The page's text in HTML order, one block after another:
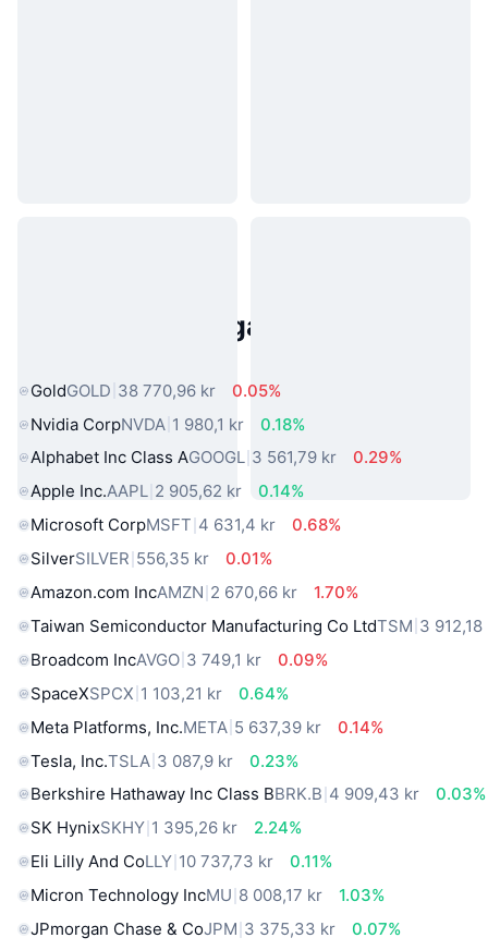
Populära tillgångar från den
GoldGOLD 38 770,96 kr
0.05%
Nvidia CorpNVDA 1 980,1 kr
0.18%
Alphabet Inc Class AGOOGL 3 561,79 kr
0.29%
Apple Inc.AAPL 2 905,62 kr
0.14%
Microsoft CorpMSFT 4 631,4 kr
0.68%
SilverSILVER 556,35 kr
0.01%
Amazon.com IncAMZN 2 670,66 kr
1.70%
Taiwan Semiconductor Manufacturing Co LtdTSM 3 912,18
Broadcom IncAVGO 3 749,1 kr
0.09%
SpaceXSPCX 1 103,21 kr
0.64%
Meta Platforms, Inc.META 5 637,39 kr
0.14%
Tesla, Inc.TSLA 3 087,9 kr
0.23%
Berkshire Hathaway Inc Class BBRK.B 4 909,43 kr
0.03%
SK HynixSKHY 1 395,26 kr
2.24%
Eli Lilly And CoLLY 10 737,73 kr
0.11%
Micron Technology IncMU 8 008,17 kr
1.03%
JPmorgan Chase & CoJPM 3 375,33 kr
0.07%